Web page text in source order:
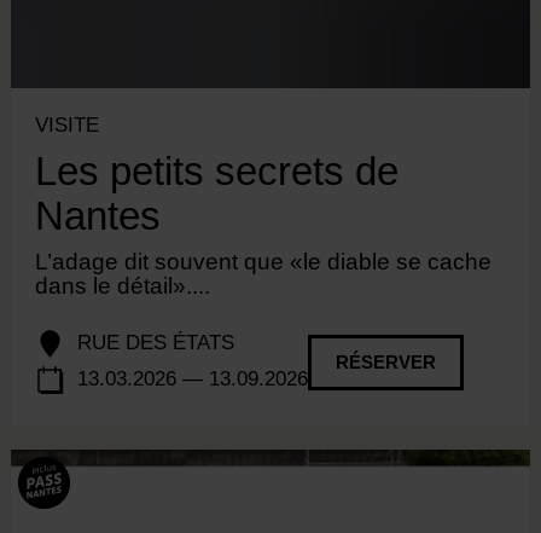
VISITE
Les petits secrets de
Nantes
L’adage dit souvent que «le diable se cache
dans le détail»....
RUE DES ÉTATS
13.03.2026 — 13.09.2026
RÉSERVER